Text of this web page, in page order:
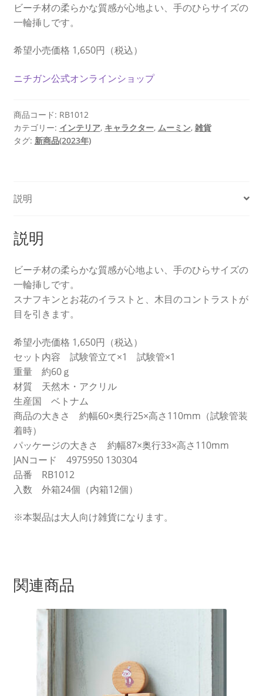
ビーチ材の柔らかな質感が心地よい、手のひらサイズの
一輪挿しです。
希望小売価格 1,650円（税込）
ニチガン公式オンラインショップ
商品コード: RB1012
カテゴリー: インテリア, キャラクター, ムーミン, 雑貨
タグ: 新商品(2023年)
説明
説明
ビーチ材の柔らかな質感が心地よい、手のひらサイズの
一輪挿しです。
スナフキンとお花のイラストと、木目のコントラストが
目を引きます。
希望小売価格 1,650円（税込）
セット内容 試験管立て×1 試験管×1
重量 約60ｇ
材質 天然木・アクリル
生産国 ベトナム
商品の大きさ 約幅60×奥行25×高さ110mm（試験管装
着時）
パッケージの大きさ 約幅87×奥行33×高さ110mm
JANコード 4975950 130304
品番 RB1012
入数 外箱24個（内箱12個）
※本製品は大人向け雑貨になります。
関連商品